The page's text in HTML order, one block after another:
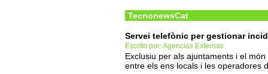
TecnonewsCat
Servei telefònic per gestionar
Escrito por: Agencias Externas
Exclusiu per als ajuntaments i el
entre els ens locals i les operadores